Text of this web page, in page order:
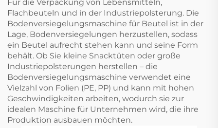
Für die Verpackung von Lebensmitteln,
Flachbeuteln und in der Industriepolsterung. Die
Bodenversiegelungsmaschine für Beutel ist in der
Lage, Bodenversiegelungen herzustellen, sodass
ein Beutel aufrecht stehen kann und seine Form
behält. Ob Sie kleine Snacktüten oder große
Industriepolsterungen herstellen – die
Bodenversiegelungsmaschine verwendet eine
Vielzahl von Folien (PE, PP) und kann mit hohen
Geschwindigkeiten arbeiten, wodurch sie zur
idealen Maschine für Unternehmen wird, die ihre
Produktion ausbauen möchten.